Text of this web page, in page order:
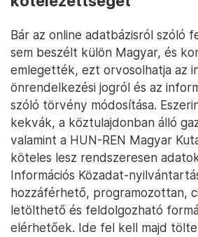
Bár az online adatbázisról szóló
sem beszélt külön Magyar, és
emlegették, ezt orvosolhatja az
önrendelkezési jogról és az
szóló törvény módosítása.
kekvák, a köztulajdonban álló
valamint a HUN-REN Magyar
köteles lesz rendszeresen
Információs Közadat-
hozzáférhető, programozottan,
letölthető és feldolgozható
elérhetőek. Ide fel kell majd